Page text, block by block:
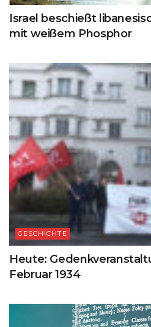
Israel beschießt
mit weißem Phosphor
GESCHICHTE
Heute:
Februar 1934